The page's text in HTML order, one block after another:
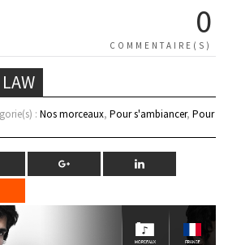
0
COMMENTAIRE(S)
: Nos morceaux, Pour s'ambiancer, Pour